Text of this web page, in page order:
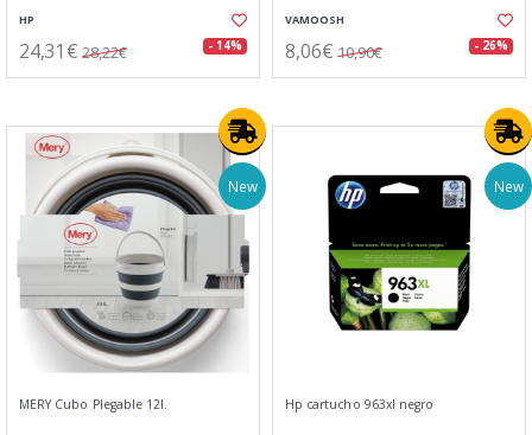
HP
24,31€ 28,22€ - 14%
VAMOOSH
8,06€ 10,90€ - 26%
New
MERY Cubo Plegable 12l.
New
Hp cartucho 963xl negro